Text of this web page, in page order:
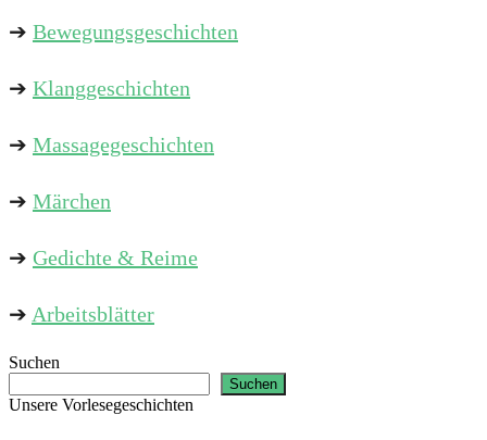
➔ Bewegungsgeschichten
➔ Klanggeschichten
➔ Massagegeschichten
➔ Märchen
➔ Gedichte & Reime
➔ Arbeitsblätter
Suchen
Suchen
Unsere Vorlesegeschichten